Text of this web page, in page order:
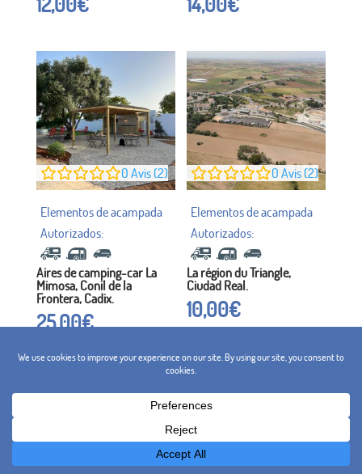
0 Avis (2)
Aires de camping-car La
Mimosa, Conil de la
Frontera, Cadix.
25,00€
0 Avis (2)
La région du Triangle,
Ciudad Real.
10,00€